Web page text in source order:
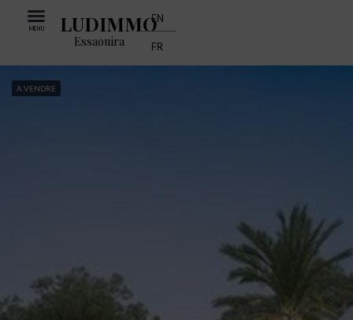
MENU LUDIMMO
Essaouira
EN
FR
A VENDRE